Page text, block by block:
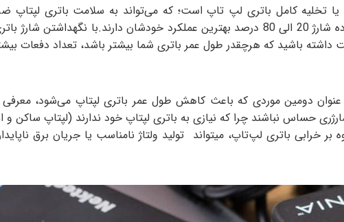
یا تخلیه کامل باتری لپ تاپ است؛ که می‌تواند به سلامت باتری
باشید که هرچقدر طول عمر باتری شما بیشتر باشد، تعداد دفعات
به عنوان دومین موردی که باعث کاهش طول عمر باتری لپتاپ می‌شود،
حساس نباشند چرا که نیازی به باتری لپتاپ خود ندارند (لپتاپ ساکن و
بر خرابی باتری لپ‌تاپ، میتواند تولید ولتاژ نامناسب یا جریان برق